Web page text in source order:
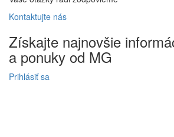
Kontaktujte nás
Získajte najnovšie
a ponuky od MG
Prihlásiť sa